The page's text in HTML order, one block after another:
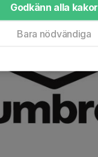
Godkänn alla kakor
Bara nödvändiga